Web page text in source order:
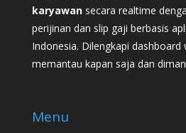
karyawan secara realtime
perijinan dan slip gaji berbasis
Indonesia. Dilengkapi dashboard
memantau kapan saja dan
Menu